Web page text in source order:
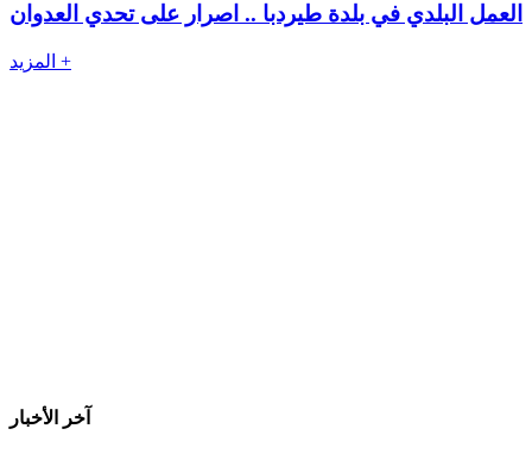
العمل البلدي في بلدة طيردبا .. اصرار على تحدي العدوان
المزيد +
آخر الأخبار